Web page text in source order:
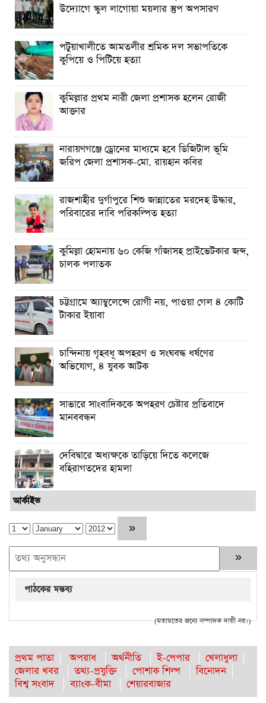
উদ্যোগে স্কুল লাগোয়া ময়লার স্তুপ অপসারণ
পটুয়াখালীতে আমতলীর শ্রমিক দল সভাপতিকে
কুপিয়ে ও পিটিয়ে হত্যা
কুমিল্লার প্রথম নারী জেলা প্রশাসক হলেন রোজী
আক্তার
নারায়ণগঞ্জে ড্রোনের মাধ্যমে হবে ডিজিটাল ভূমি
জরিপ জেলা প্রশাসক-মো. রায়হান কবির
রাজশাহীর দুর্গাপুরে শিশু জান্নাতের মরদেহ উদ্ধার,
পরিবারের দাবি পরিকল্পিত হত্যা
কুমিল্লা হোমনায় ৬০ কেজি গাঁজাসহ প্রাইভেটকার জব্দ,
চালক পলাতক
চট্টগ্রামে অ্যাম্বুলেন্সে রোগী নয়, পাওয়া গেল ৪ কোটি
টাকার ইয়াবা
চান্দিনায় গৃহবধূ অপহরণ ও সংঘবদ্ধ ধর্ষণের
অভিযোগ, ৪ যুবক আটক
সাভারে সাংবাদিককে অপহরণ চেষ্টার প্রতিবাদে
মানববন্ধন
দেবিদ্বারে অধ্যক্ষকে তাড়িয়ে দিতে কলেজে
বহিরাগতদের হামলা
আর্কাইভ
পাঠকের মন্তব্য
(মতামতের জন্যে সম্পাদক দায়ী নয়।)
প্রথম পাতা অপরাধ অর্থনীতি ই-পেপার
খেলাধুলা
জেলার খবর
তথ্য-প্রযুক্তি পোশাক শিল্প
বিনোদন
বিশ্ব সংবাদ
ব্যাংক-বীমা
শেয়ারবাজার